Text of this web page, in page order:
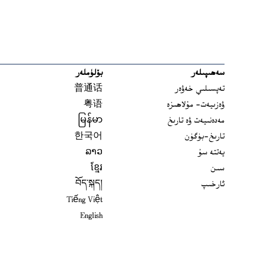
سەھىپىلەر
تەپسىلىي خەۋەر
ۋەزىيەت- مۇلاھىزە
مەدەنىيەت ۋە تارىخ
تارىخ-بۈگۈن
يەتتە سۇ
سىن
ئارخىپ
بۆلۈملەر
普通话
粤语
မြန်မာ
한국어
ລາວ
ខ្មែរ
བོད་སྐད།
Tiếng Việt
English